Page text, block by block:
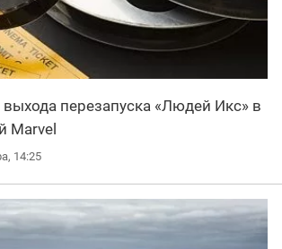
перезапуска «Людей Икс» в
Marvel
14:25